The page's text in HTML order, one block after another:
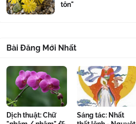
tôn"
Bài Đăng Mới Nhất
Dịch thuật: Chữ
Sáng tác: Nhất